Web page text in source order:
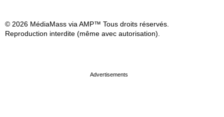
© 2026 MédiaMass via AMP™ Tous droits réservés.
Reproduction interdite (même avec autorisation).